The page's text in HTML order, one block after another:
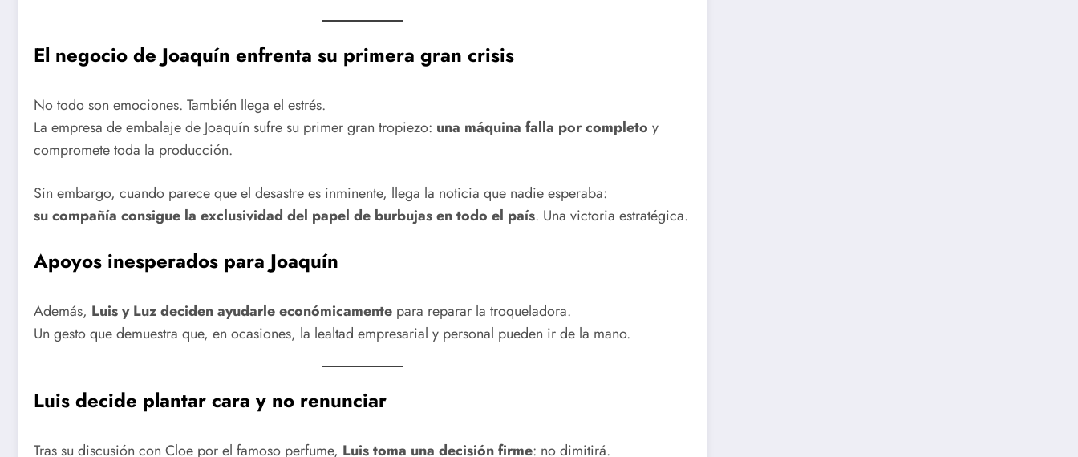
El negocio de Joaquín enfrenta su primera gran crisis
No todo son emociones. También llega el estrés.
La empresa de embalaje de Joaquín sufre su primer gran tropiezo: una máquina falla por completo y
compromete toda la producción.
Sin embargo, cuando parece que el desastre es inminente, llega la noticia que nadie esperaba:
su compañía consigue la exclusividad del papel de burbujas en todo el país. Una victoria estratégica.
Apoyos inesperados para Joaquín
Además, Luis y Luz deciden ayudarle económicamente para reparar la troqueladora.
Un gesto que demuestra que, en ocasiones, la lealtad empresarial y personal pueden ir de la mano.
Luis decide plantar cara y no renunciar
Tras su discusión con Cloe por el famoso perfume, Luis toma una decisión firme: no dimitirá.